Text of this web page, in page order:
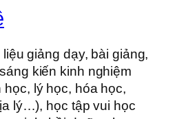
giảng dạy, bài giảng,
kiến kinh nghiệm
lý học, hóa học,
lý…), học tập vui học